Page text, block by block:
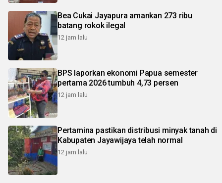
Bea Cukai Jayapura amankan 273 ribu
batang rokok ilegal
12 jam lalu
BPS laporkan ekonomi Papua semester
pertama 2026 tumbuh 4,73 persen
12 jam lalu
Pertamina pastikan distribusi minyak tanah di
Kabupaten Jayawijaya telah normal
12 jam lalu